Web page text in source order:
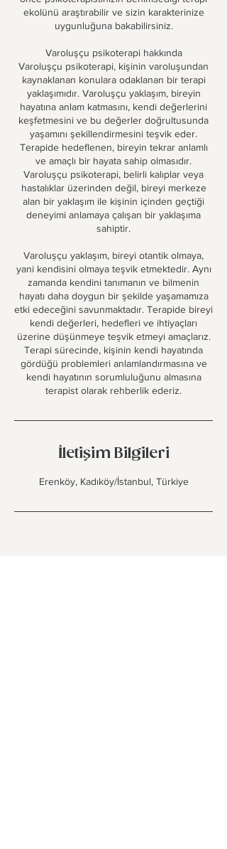
ekolünü araştırabilir ve sizin karakterinize
uygunluğuna bakabilirsiniz.
Varoluşçu psikoterapi hakkında
Varoluşçu psikoterapi, kişinin varoluşundan
kaynaklanan konulara odaklanan bir terapi
yaklaşımıdır. Varoluşçu yaklaşım, bireyin
hayatına anlam katmasını, kendi değerlerini
keşfetmesini ve bu değerler doğrultusunda
yaşamını şekillendirmesini teşvik eder.
Terapide hedeflenen, bireyin tekrar anlamlı
ve amaçlı bir hayata sahip olmasıdır.
Varoluşçu psikoterapi, belirli kalıplar veya
hastalıklar üzerinden değil, bireyi merkeze
alan bir yaklaşım ile kişinin içinden geçtiği
deneyimi anlamaya çalışan bir yaklaşıma
sahiptir.
Varoluşçu yaklaşım, bireyi otantik olmaya,
yani kendisini olmaya teşvik etmektedir. Aynı
zamanda kendini tanımanın ve bilmenin
hayatı daha doygun bir şekilde yaşamamıza
etki edeceğini savunmaktadır. Terapide bireyi
kendi değerleri, hedefleri ve ihtiyaçları
üzerine düşünmeye teşvik etmeyi amaçlarız.
Terapi sürecinde, kişinin kendi hayatında
gördüğü problemleri anlamlandırmasına ve
kendi hayatının sorumluluğunu almasına
terapist olarak rehberlik ederiz.
İletişim Bilgileri
Erenköy, Kadıköy/İstanbul, Türkiye